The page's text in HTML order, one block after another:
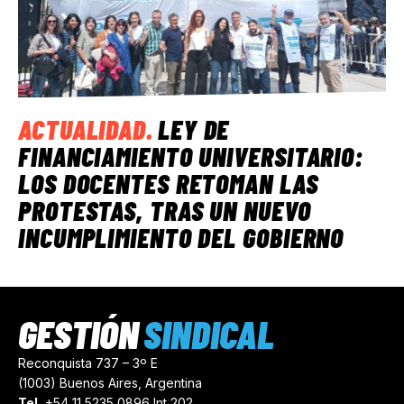
ACTUALIDAD.LEY DE
FINANCIAMIENTO UNIVERSITARIO:
LOS DOCENTES RETOMAN LAS
PROTESTAS, TRAS UN NUEVO
INCUMPLIMIENTO DEL GOBIERNO
Reconquista 737 – 3º E
(1003) Buenos Aires, Argentina
GESTIÓNSINDICAL